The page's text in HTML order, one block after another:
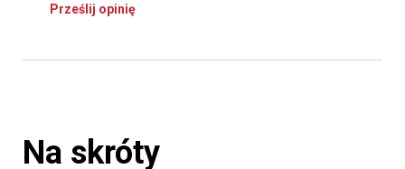
Prześlij opinię
Na skróty